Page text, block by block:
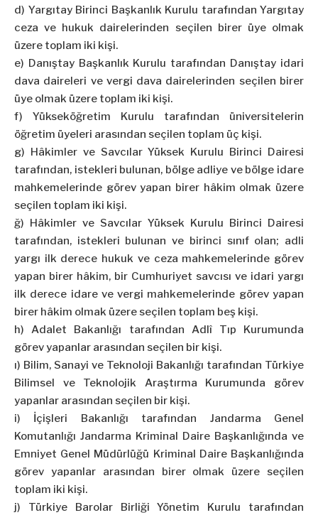
d) Yargıtay Birinci Başkanlık Kurulu tarafından Yargıtay
ceza ve hukuk dairelerinden seçilen birer üye olmak
üzere toplam iki kişi.
e) Danıştay Başkanlık Kurulu tarafından Danıştay idari
dava daireleri ve vergi dava dairelerinden seçilen birer
üye olmak üzere toplam iki kişi.
f) Yükseköğretim Kurulu tarafından üniversitelerin
öğretim üyeleri arasından seçilen toplam üç kişi.
g) Hâkimler ve Savcılar Yüksek Kurulu Birinci Dairesi
tarafından, istekleri bulunan, bölge adliye ve bölge idare
mahkemelerinde görev yapan birer hâkim olmak üzere
seçilen toplam iki kişi.
ğ) Hâkimler ve Savcılar Yüksek Kurulu Birinci Dairesi
tarafından, istekleri bulunan ve birinci sınıf olan; adli
yargı ilk derece hukuk ve ceza mahkemelerinde görev
yapan birer hâkim, bir Cumhuriyet savcısı ve idari yargı
ilk derece idare ve vergi mahkemelerinde görev yapan
birer hâkim olmak üzere seçilen toplam beş kişi.
h) Adalet Bakanlığı tarafından Adlî Tıp Kurumunda
görev yapanlar arasından seçilen bir kişi.
ı) Bilim, Sanayi ve Teknoloji Bakanlığı tarafından Türkiye
Bilimsel ve Teknolojik Araştırma Kurumunda görev
yapanlar arasından seçilen bir kişi.
i) İçişleri Bakanlığı tarafından Jandarma Genel
Komutanlığı Jandarma Kriminal Daire Başkanlığında ve
Emniyet Genel Müdürlüğü Kriminal Daire Başkanlığında
görev yapanlar arasından birer olmak üzere seçilen
toplam iki kişi.
j) Türkiye Barolar Birliği Yönetim Kurulu tarafından